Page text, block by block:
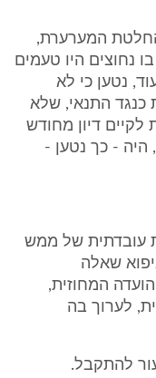
המערערת,
נחוצים היו טעמים
נטען כי לא
כנגד התנאי, שלא
לקיים דיון מחודש
- כך נטען -
עובדתית של ממש
שאלה
המחוזית,
לערוך בה
להתקבל.